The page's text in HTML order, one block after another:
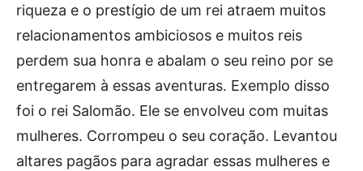
riqueza e o prestígio de um rei atraem muitos
relacionamentos ambiciosos e muitos reis
perdem sua honra e abalam o seu reino por se
entregarem à essas aventuras. Exemplo disso
foi o rei Salomão. Ele se envolveu com muitas
mulheres. Corrompeu o seu coração. Levantou
altares pagãos para agradar essas mulheres e